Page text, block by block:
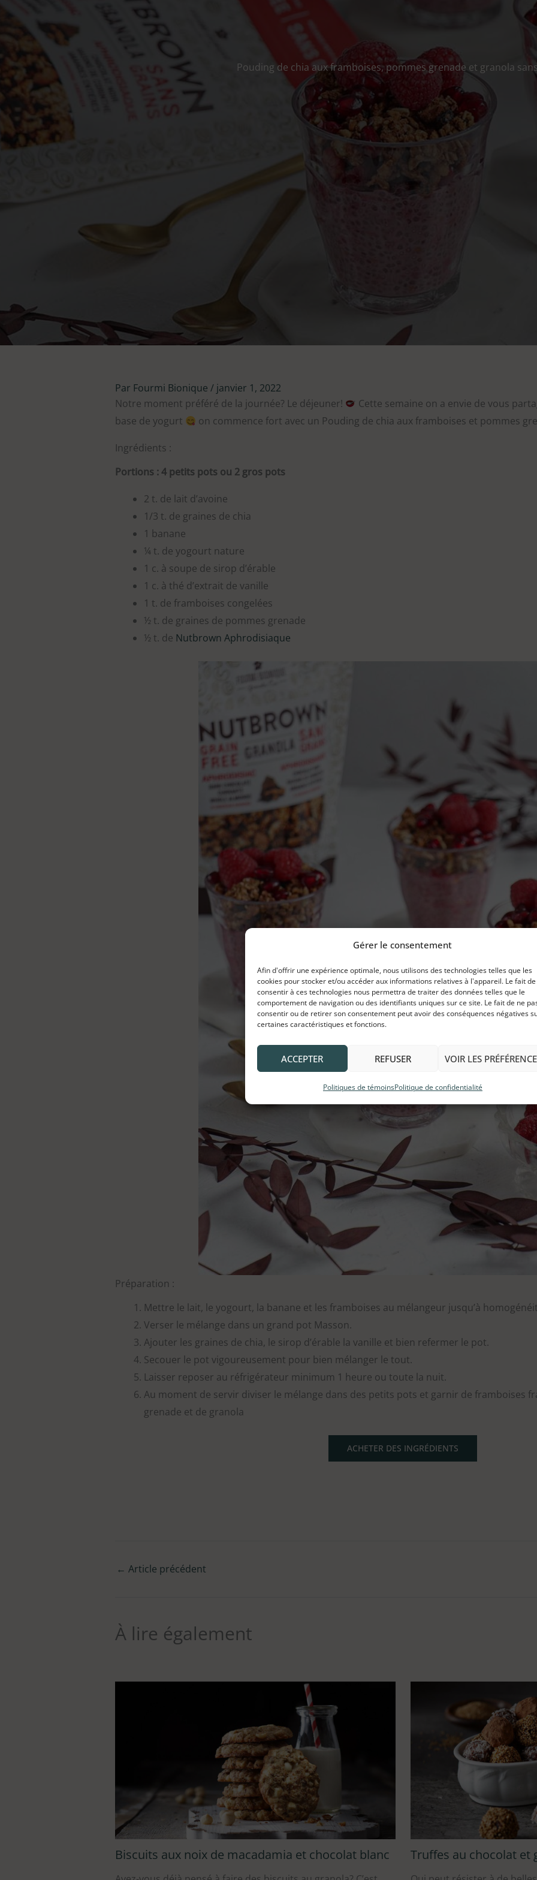
Gérer le consentement
Afin d'offrir une expérience optimale, nous utilisons des technologies telles que les
cookies pour stocker et/ou accéder aux informations relatives à l'appareil. Le fait de
consentir à ces technologies nous permettra de traiter des données telles que le
comportement de navigation ou des identifiants uniques sur ce site. Le fait de ne
consentir ou de retirer son consentement peut avoir des conséquences négatives
certaines caractéristiques et fonctions.
ACCEPTER REFUSER VOIR LES
Politiques de témoinsPolitique de confidentialité
Pouding de chia aux framboises, pommes grenade et granola
Par Fourmi Bionique / janvier 1, 2022
Notre moment préféré de la journée? Le déjeuner!
Cette semaine on a envie de vous
base de yogurt
on commence fort avec un Pouding de chia aux framboises et pommes
Ingrédients :
Portions : 4 petits pots ou 2 gros pots
2 t. de lait d’avoine
1/3 t. de graines de chia
1 banane
¼ t. de yogourt nature
1 c. à soupe de sirop d’érable
1 c. à thé d’extrait de vanille
1 t. de framboises congelées
½ t. de graines de pommes grenade
½ t. de Nutbrown Aphrodisiaque
Préparation :
Mettre le lait, le yogourt, la banane et les framboises au mélangeur jusqu’à
Verser le mélange dans un grand pot Masson.
Ajouter les graines de chia, le sirop d’érable la vanille et bien refermer le pot.
Secouer le pot vigoureusement pour bien mélanger le tout.
Laisser reposer au réfrigérateur minimum 1 heure ou toute la nuit.
Au moment de servir diviser le mélange dans des petits pots et garnir de framboises
grenade et de granola
ACHETER DES INGRÉDIENTS
← Article précédent
À lire également
Biscuits aux noix de macadamia et chocolat blanc Truffes au chocolat et